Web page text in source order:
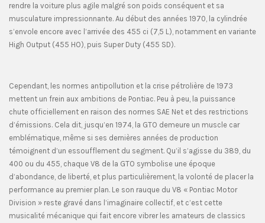
rendre la voiture plus agile malgré son poids conséquent et sa
musculature impressionnante. Au début des années 1970, la cylindrée
s’envole encore avec l’arrivée des 455 ci (7,5 L), notamment en variante
High Output (455 HO), puis Super Duty (455 SD).
Cependant, les normes antipollution et la crise pétrolière de 1973
mettent un frein aux ambitions de Pontiac. Peu à peu, la puissance
chute officiellement en raison des normes SAE Net et des restrictions
d’émissions. Cela dit, jusqu’en 1974, la GTO demeure un muscle car
emblématique, même si ses dernières années de production
témoignent d’un essoufflement du segment. Qu’il s’agisse du 389, du
400 ou du 455, chaque V8 de la GTO symbolise une époque
d’abondance, de liberté, et plus particulièrement, la volonté de placer la
performance au premier plan. Le son rauque du V8 « Pontiac Motor
Division » reste gravé dans l’imaginaire collectif, et c’est cette
musicalité mécanique qui fait encore vibrer les amateurs de classics